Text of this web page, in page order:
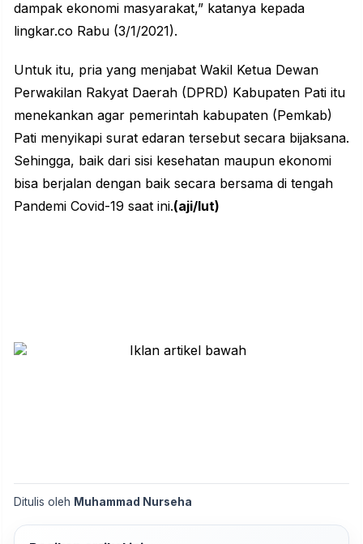
dampak ekonomi masyarakat,” katanya kepada
lingkar.co Rabu (3/1/2021).
Untuk itu, pria yang menjabat Wakil Ketua Dewan
Perwakilan Rakyat Daerah (DPRD) Kabupaten Pati itu
menekankan agar pemerintah kabupaten (Pemkab)
Pati menyikapi surat edaran tersebut secara bijaksana.
Sehingga, baik dari sisi kesehatan maupun ekonomi
bisa berjalan dengan baik secara bersama di tengah
Pandemi Covid-19 saat ini.(aji/lut)
Ditulis oleh Muhammad Nurseha